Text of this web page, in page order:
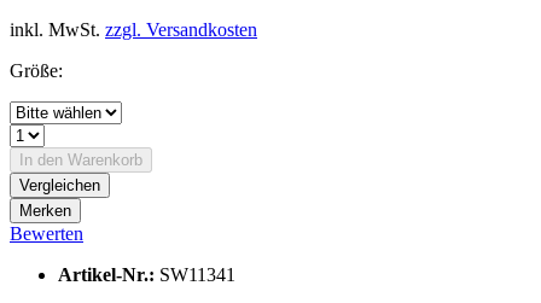
inkl. MwSt. zzgl. Versandkosten
Größe:
In den Warenkorb
Vergleichen
Merken
Bewerten
Artikel-Nr.: SW11341